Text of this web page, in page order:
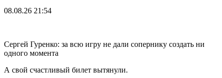
08.08.26 21:54
Сергей Гуренко: за всю игру не дали сопернику создать ни
одного момента
А свой счастливый билет вытянули.